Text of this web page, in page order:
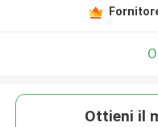
Ottieni il